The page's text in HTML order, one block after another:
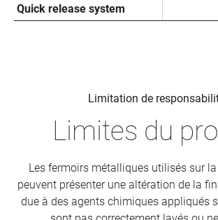
Quick release system
Limitation de
Limites du
Les fermoirs métalliques utilisés sur
peuvent présenter une altération de la
due à des agents chimiques appliqués